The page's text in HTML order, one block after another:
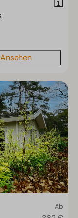
Ansehen
Ab